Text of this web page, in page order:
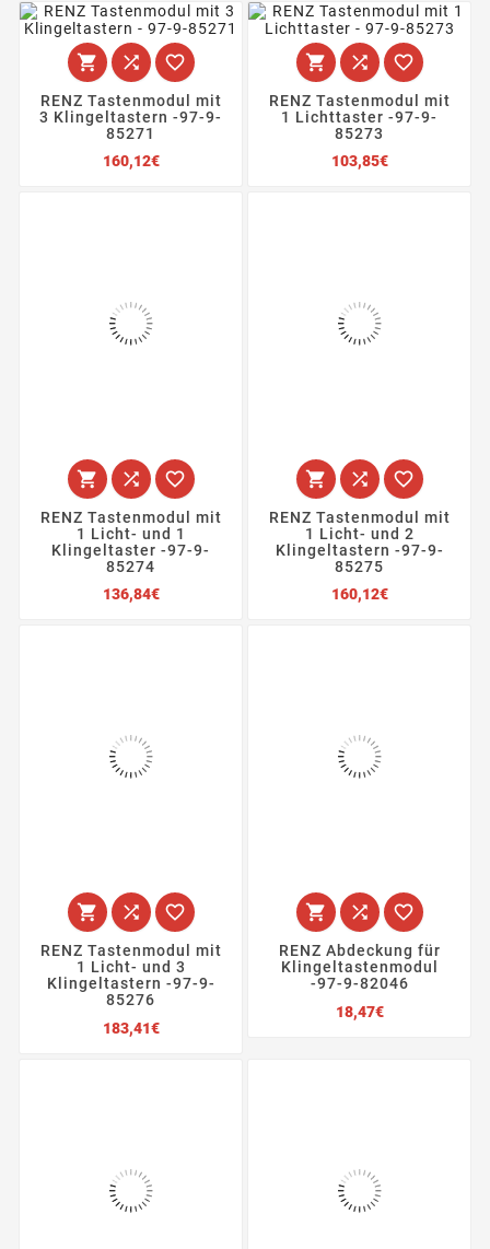
  
RENZ Tastenmodul mit
3 Klingeltastern -97-9-
85271
160,12€Preis
  
RENZ Tastenmodul mit
1 Lichttaster -97-9-
85273
103,85€Preis
  
RENZ Tastenmodul mit
1 Licht- und 1
Klingeltaster -97-9-
85274
136,84€Preis
  
RENZ Tastenmodul mit
1 Licht- und 2
Klingeltastern -97-9-
85275
160,12€Preis
  
RENZ Tastenmodul mit
1 Licht- und 3
Klingeltastern -97-9-
85276
183,41€Preis
  
RENZ Abdeckung für
Klingeltastenmodul
-97-9-82046
18,47€Preis